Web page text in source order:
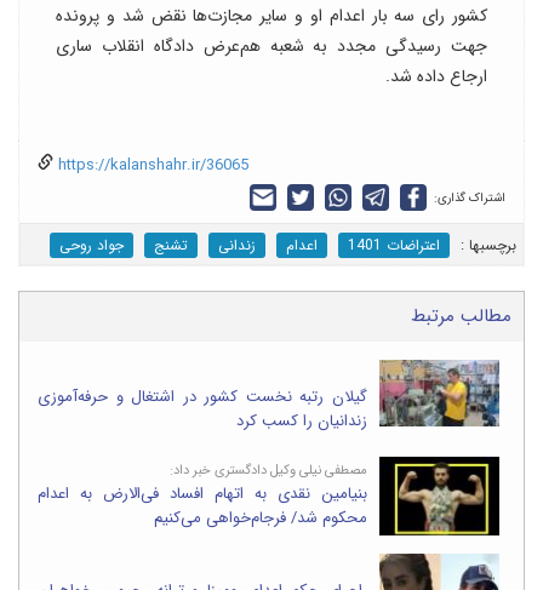
کشور رای سه بار اعدام او و سایر مجازت‌ها نقض شد و پرونده
جهت رسیدگی مجدد به شعبه هم‌عرض دادگاه انقلاب ساری
ارجاع داده شد.
https://kalanshahr.ir/36065
اشتراک گذاری:
برچسب‎ها : اعتراضات 1401 اعدام زندانی تشنج جواد روحی
مطالب مرتبط
گیلان رتبه نخست کشور در اشتغال و حرفه‌آموزی
زندانیان را کسب کرد
مصطفی نیلی وکیل دادگستری خبر داد:
بنیامین نقدی به اتهام افساد فی‌الارض به اعدام
محکوم شد/ فرجام‌خواهی می‌کنیم